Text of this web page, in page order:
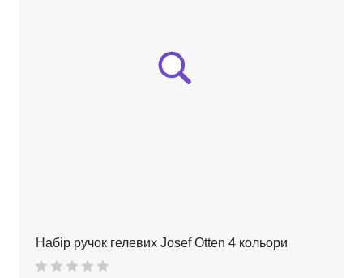
Набір ручок гелевих Josef Otten 4 кольори